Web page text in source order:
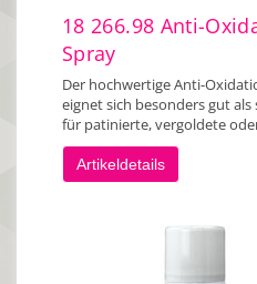
18 266.98 Anti-
Spray
Der hochwertige Anti-
eignet sich besonders gut
für patinierte, vergoldete
Artikeldetails